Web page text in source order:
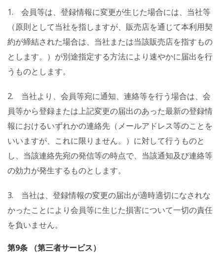
1. 会員等は、登録情報に変更が生じた場合には、当社等
（原則として当社を指しますが、販売店を通じて本利用契
約が締結された場合は、当社または当該販売店を指すもの
とします。）が別途指定する方法により速やかに届出を行
うものとします。
2. 当社より、会員等宛に通知、連絡等を行う場合は、会
員等から登録または上記変更の届出のあった最新の登録情
報におけるいずれかの連絡先（メールアドレス等のことを
いいますが、これに限りません。）に対して行うものと
し、当該連絡先宛の発信等の時点で、当該通知及び連絡等
の効力が発生するものとします。
3. 当社は、登録情報の変更の届出が適時適切になされな
かったことにより会員等に生じた損害について一切の責任
を負いません。
第9条 （第三者サービス）